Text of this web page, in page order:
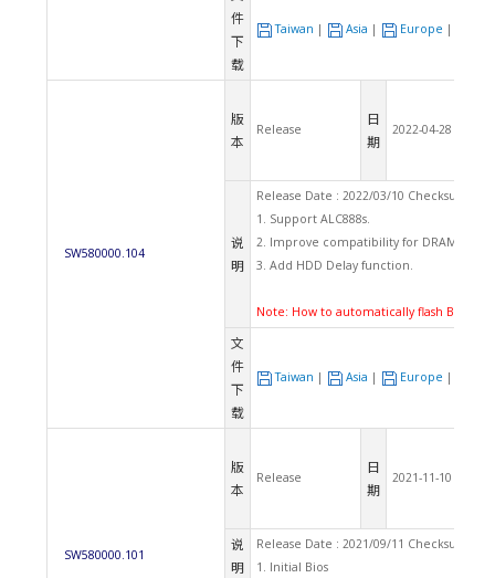
件
下
载
Taiwan | Asia | Europe |
SW580000.104
版
本
Release
日
期
2022-04-28
说
明
Release Date : 2022/03/10 Checksum:
1. Support ALC888s.
2. Improve compatibility for DRAM.
3. Add HDD Delay function.
Note: How to automatically flash BIOS
文
件
下
载
Taiwan | Asia | Europe |
SW580000.101
版
本
Release
日
期
2021-11-10
说
明
Release Date : 2021/09/11 Checksum:
1. Initial Bios